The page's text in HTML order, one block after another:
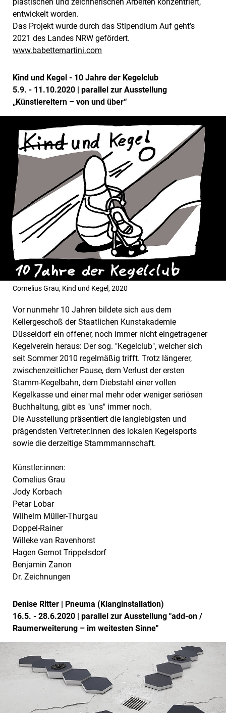
entwickelt worden.
Das Projekt wurde durch das Stipendium Auf geht’s
2021 des Landes NRW gefördert.
www.babettemartini.com
Kind und Kegel - 10 Jahre der Kegelclub
5.9. - 11.10.2020 | parallel zur Ausstellung
„Künstlereltern – von und über“
Cornelius Grau, Kind und Kegel, 2020
Vor nunmehr 10 Jahren bildete sich aus dem
Kellergeschoß der Staatlichen Kunstakademie
Düsseldorf ein offener, noch immer nicht eingetragener
Kegelverein heraus: Der sog. "Kegelclub", welcher sich
seit Sommer 2010 regelmäßig trifft. Trotz längerer,
zwischenzeitlicher Pause, dem Verlust der ersten
Stamm-Kegelbahn, dem Diebstahl einer vollen
Kegelkasse und einer mal mehr oder weniger seriösen
Buchhaltung, gibt es "uns" immer noch.
Die Ausstellung präsentiert die langlebigsten und
prägendsten Vertreter:innen des lokalen Kegelsports
sowie die derzeitige Stammmannschaft.
Künstler:innen:
Cornelius Grau
Jody Korbach
Petar Lobar
Wilhelm Müller-Thurgau
Doppel-Rainer
Willeke van Ravenhorst
Hagen Gernot Trippelsdorf
Benjamin Zanon
Dr. Zeichnungen
Denise Ritter | Pneuma (Klanginstallation)
16.5. - 28.6.2020 | parallel zur Ausstellung "add-on /
Raumerweiterung – im weitesten Sinne"